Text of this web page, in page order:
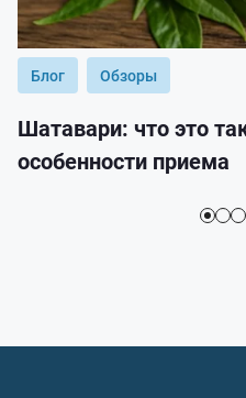
Блог Обзоры
Шатавари: что это
особенности приема